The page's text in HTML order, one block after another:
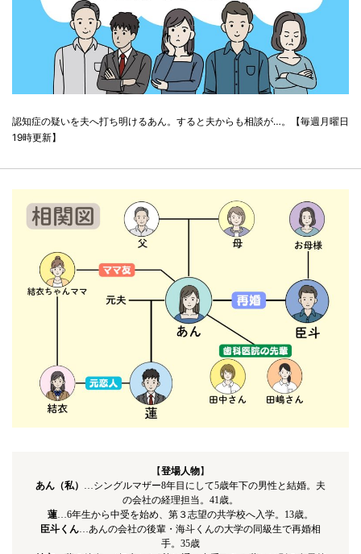
認知症の疑いを夫へ打ち明けるあん。すると夫からも相談が…。【毎週月曜日
19時更新】
【登場人物】
あん（私） …シングルマザー8年目にして5歳年下の男性と結婚。夫
の会社の経理担当。41歳。
蓮…6年生から中受を始め、第３志望の共学校へ入学。13歳。
臣斗くん…あんの会社の後輩・海斗くんの大学の同級生で再婚相
手。35歳